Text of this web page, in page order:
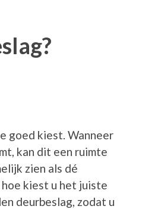
goed kiest. Wanneer
kan dit een ruimte
zien als dé
kiest u het juiste
deurbeslag, zodat u